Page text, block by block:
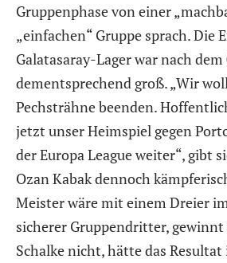
Gruppenphase von einer
„einfachen“ Gruppe sprach. Die
Galatasaray-Lager war nach
dementsprechend groß. „Wir
Pechsträhne beenden.
jetzt unser Heimspiel gegen
der Europa League weiter“, gibt
Ozan Kabak dennoch
Meister wäre mit einem Dreier
sicherer Gruppendritter, gewinnt
Schalke nicht, hätte das